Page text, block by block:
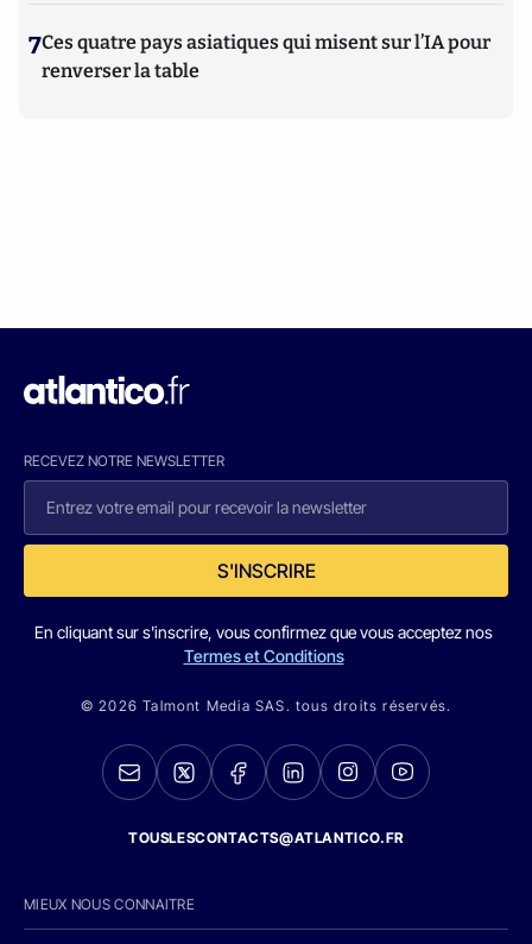
7Ces quatre pays asiatiques qui misent sur l’IA pour
renverser la table
RECEVEZ NOTRE NEWSLETTER
S'INSCRIRE
En cliquant sur s'inscrire, vous confirmez que vous acceptez nos
Termes et Conditions
© 2026 Talmont Media SAS. tous droits réservés.
TOUSLESCONTACTS@ATLANTICO.FR
MIEUX NOUS CONNAITRE